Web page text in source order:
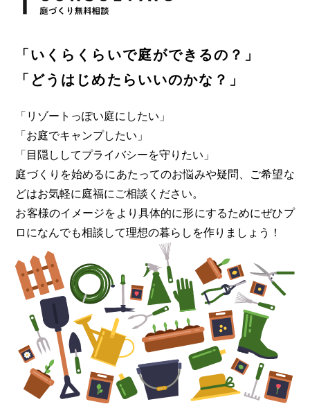
「いくらくらいで庭ができるの？」
「どうはじめたらいいのかな？」
「リゾートっぽい庭にしたい」
「お庭でキャンプしたい」
「目隠ししてプライバシーを守りたい」
庭づくりを始めるにあたってのお悩みや疑問、ご希望な
どはお気軽に庭福にご相談ください。
お客様のイメージをより具体的に形にするためにぜひプ
ロになんでも相談して理想の暮らしを作りましょう！